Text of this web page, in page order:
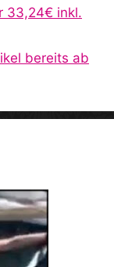
33,24€ inkl.
bereits ab